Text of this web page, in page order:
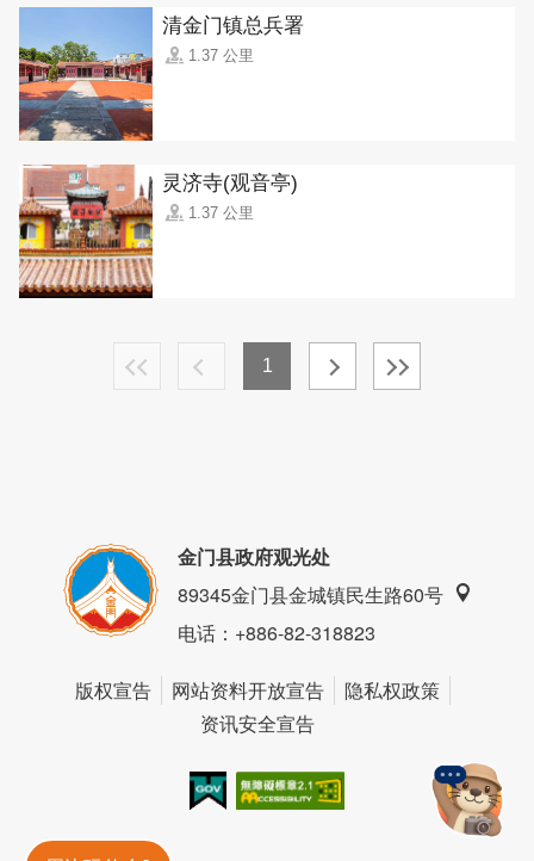
清金门镇总兵署
1.37 公里
灵济寺(观音亭)
1.37 公里
1
金门县政府观光处
89345金门县金城镇民生路60号
电话：+886-82-318823
版权宣告 网站资料开放宣告
隐私权政策
资讯安全宣告